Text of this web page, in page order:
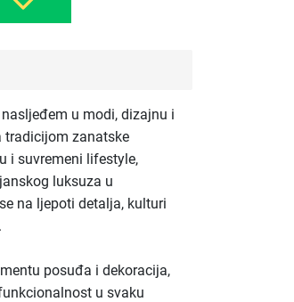
u modi, dizajnu i
tradicijom zanatske
i suvremeni lifestyle,
luksuza u
na ljepoti detalja, kulturi
posuđa i dekoracija,
u svaku